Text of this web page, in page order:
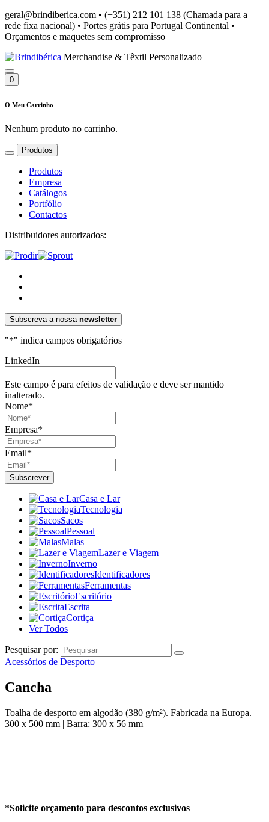
geral@brindiberica.com • (+351) 212 101 138 (Chamada para a
rede fixa nacional) • Portes grátis para Portugal Continental •
Orçamentos e maquetes sem compromisso
Merchandise & Têxtil Personalizado
0
O Meu Carrinho
Nenhum produto no carrinho.
Produtos
Produtos
Empresa
Catálogos
Portfólio
Contactos
Distribuidores autorizados:
Subscreva a nossa newsletter
"*" indica campos obrigatórios
LinkedIn
Este campo é para efeitos de validação e deve ser mantido
inalterado.
Nome*
Empresa*
Email*
Casa e Lar
Tecnologia
Sacos
Pessoal
Malas
Lazer e Viagem
Inverno
Identificadores
Ferramentas
Escritório
Escrita
Cortiça
Ver Todos
Pesquisar por:
Acessórios de Desporto
Cancha
Toalha de desporto em algodão (380 g/m²). Fabricada na Europa.
300 x 500 mm | Barra: 300 x 56 mm
*Solicite orçamento para descontos exclusivos